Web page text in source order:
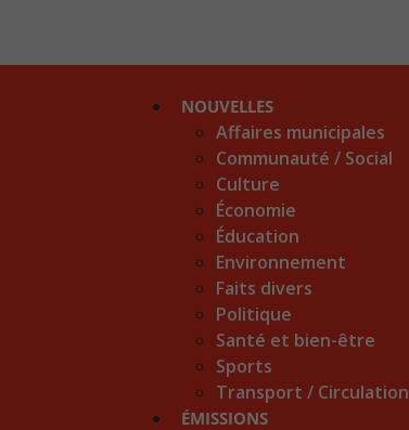
NOUVELLES
Affaires municipales
Communauté / Social
Culture
Économie
Éducation
Environnement
Faits divers
Politique
Santé et bien-être
Sports
Transport / Circulation
ÉMISSIONS